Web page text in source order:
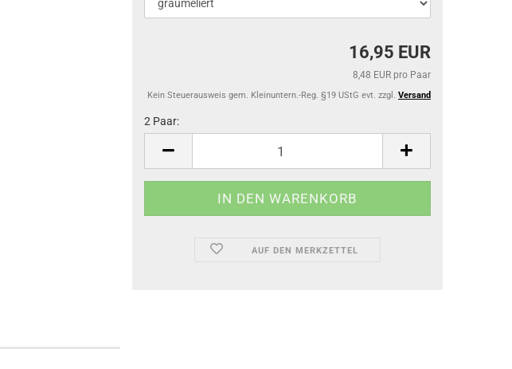
16,95 EUR
8,48 EUR pro Paar
Kein Steuerausweis gem. Kleinuntern.-Reg. §19 UStG evt. zzgl. Versand
2 Paar:
AUF DEN MERKZETTEL